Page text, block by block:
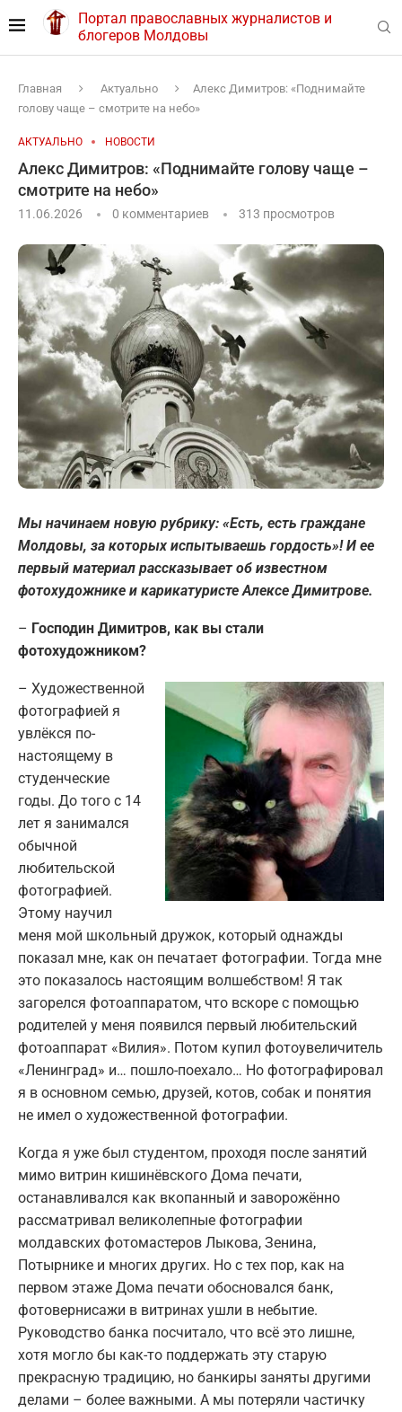
Портал православных журналистов и
блогеров Молдовы
Главная Актуально
Алекс Димитров: «Поднимайте
голову чаще – смотрите на небо»
АКТУАЛЬНО НОВОСТИ
Алекс Димитров: «Поднимайте голову чаще –
смотрите на небо»
11.06.2026 0 комментариев 313 просмотров
Мы начинаем новую рубрику: «Есть, есть граждане
Молдовы, за которых испытываешь гордость»! И ее
первый материал рассказывает об известном
фотохудожнике и карикатуристе Алексе Димитрове.
– Господин Димитров, как вы стали
фотохудожником?
– Художественной
фотографией я
увлёкся по-
настоящему в
студенческие
годы. До того с 14
лет я занимался
обычной
любительской
фотографией.
Этому научил
меня мой школьный дружок, который однажды
показал мне, как он печатает фотографии. Тогда мне
это показалось настоящим волшебством! Я так
загорелся фотоаппаратом, что вскоре с помощью
родителей у меня появился первый любительский
фотоаппарат «Вилия». Потом купил фотоувеличитель
«Ленинград» и… пошло-поехало… Но фотографировал
я в основном семью, друзей, котов, собак и понятия
не имел о художественной фотографии.
Когда я уже был студентом, проходя после занятий
мимо витрин кишинёвского Дома печати,
останавливался как вкопанный и заворожённо
рассматривал великолепные фотографии
молдавских фотомастеров Лыкова, Зенина,
Потырнике и многих других. Но с тех пор, как на
первом этаже Дома печати обосновался банк,
фотовернисажи в витринах ушли в небытие.
Руководство банка посчитало, что всё это лишне,
хотя могло бы как-то поддержать эту старую
прекрасную традицию, но банкиры заняты другими
делами – более важными. А мы потеряли частичку